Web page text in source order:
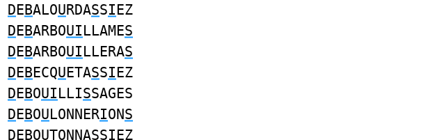
DEBALOURDASSIEZ
DEBARBOUILLAMES
DEBARBOUILLERAS
DEBECQUETASSIEZ
DEBOUILLISSAGES
DEBOULONNERIONS
DEBOUTONNASSIEZ